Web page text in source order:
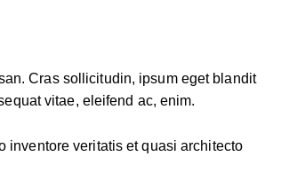
Cras sollicitudin, ipsum eget blandit
vitae, eleifend ac, enim.
inventore veritatis et quasi architecto